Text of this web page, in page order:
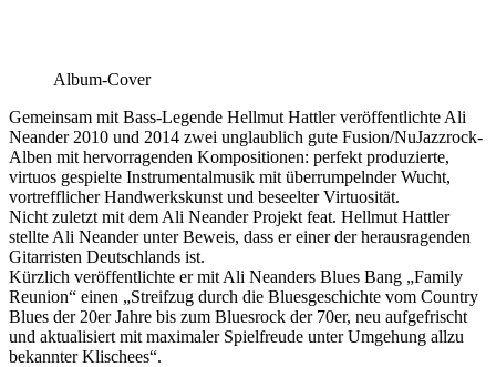
Album-Cover
Gemeinsam mit Bass-Legende Hellmut Hattler veröffentlichte Ali
Neander 2010 und 2014 zwei unglaublich gute Fusion/NuJazzrock-
Alben mit hervorragenden Kompositionen: perfekt produzierte,
virtuos gespielte Instrumentalmusik mit überrumpelnder Wucht,
vortrefflicher Handwerkskunst und beseelter Virtuosität.
Nicht zuletzt mit dem Ali Neander Projekt feat. Hellmut Hattler
stellte Ali Neander unter Beweis, dass er einer der herausragenden
Gitarristen Deutschlands ist.
Kürzlich veröffentlichte er mit Ali Neanders Blues Bang „Family
Reunion“ einen „Streifzug durch die Bluesgeschichte vom Country
Blues der 20er Jahre bis zum Bluesrock der 70er, neu aufgefrischt
und aktualisiert mit maximaler Spielfreude unter Umgehung allzu
bekannter Klischees“.